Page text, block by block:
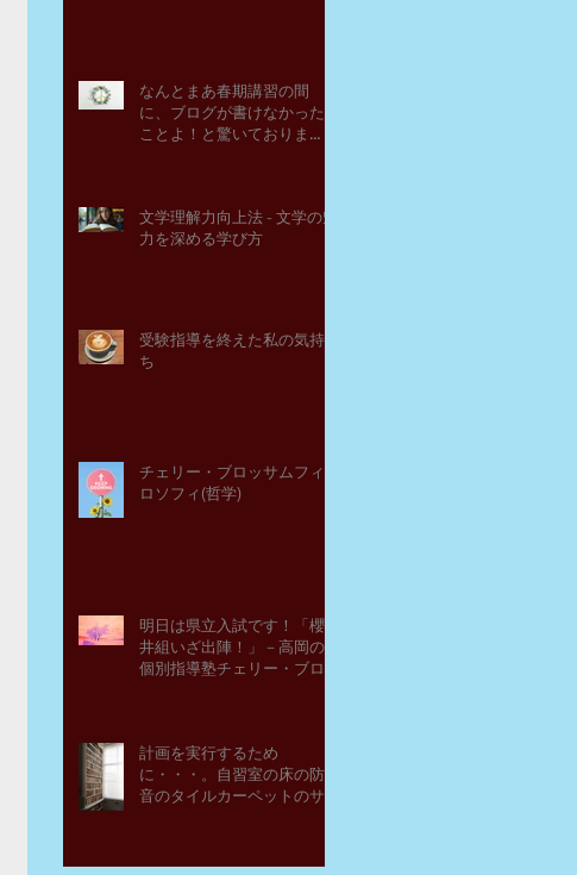
なんとまあ春期講習の間
に、ブログが書けなかった
ことよ！と驚いておりま
文学理解力向上法 - 文学の魅
力を深める学び方
受験指導を終えた私の気持
ち
チェリー・ブロッサムフィ
ロソフィ(哲学)
明日は県立入試です！「櫻
井組いざ出陣！」－高岡の
個別指導塾チェリー・ブロ
計画を実行するため
に・・・。自習室の床の防
音のタイルカーペットのサ